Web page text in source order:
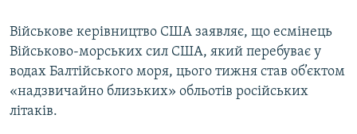
Усі сайти RFE/RL
Військове керівництво США заявляє, що есмінець
Військово-морських сил США, який перебуває у
водах Балтійського моря, цього тижня став об’єктом
«надзвичайно близьких» обльотів російських
літаків.